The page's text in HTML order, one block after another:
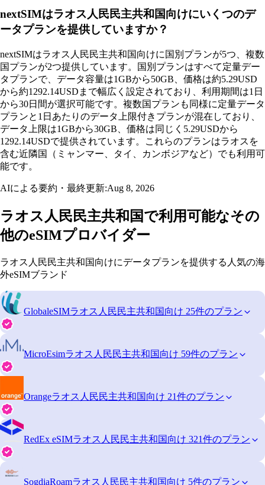
nextSIMはラオス人民民主共和国向けにいくつのデ
ータプランを提供していますか？
nextSIMはラオス人民民主共和国向けに国別プランが5つ、複数
国プランが2つ提供しています。国別プランはすべて定量デー
タプランで、データ容量は1GBから50GB、価格は約5.29USD
から約1292.14USDまで幅広く設定されており、利用期間は1日
から30日間が選択可能です。複数国プランも同様に定量データ
プランと1日あたりのデータ上限付きプランが混在しており、
データ上限は1GBから30GB、価格は同じく5.29USDから
1292.14USDで提供されています。これらのプランはラオスを
含む近隣国（ミャンマー、タイ、カンボジアなど）でも利用可
能です。
AIによる要約・最終更新:Aug 8, 2026
ラオス人民民主共和国で利用可能なその
他のeSIMプロバイダー
ラオス人民民主共和国向けにデータプランを提供する人気の海
外eSIMブランド
GlobaleSIMラオス人民民主共和国向け 25件のプラン
MicroEsimラオス人民民主共和国向け 59件のプラン
Orangeラオス人民民主共和国向け 21件のプラン
RedEx eSIMラオス人民民主共和国向け 321件のプラン
SogdiaRoamラオス人民民主共和国向け 5件のプラン